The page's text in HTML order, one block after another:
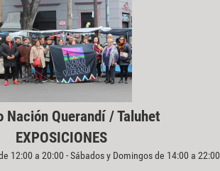
Nación Querandí / Taluhet
EXPOSICIONES
12:00 a 20:00 - Sábados y Domingos de 14:00 a 22:00